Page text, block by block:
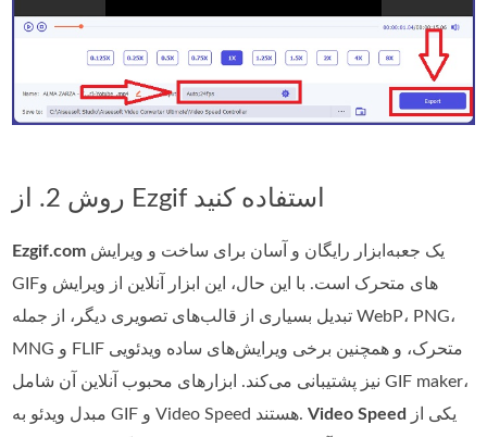
روش 2. از Ezgif استفاده کنید
Ezgif.com
GIFهای متحرک است. با این حال، این ابزار آنلاین از ویرایش و
تبدیل بسیاری از قالب‌های تصویری دیگر، از جمله WebP، PNG،
MNG و FLIF متحرک، و همچنین برخی ویرایش‌های ساده ویدئویی
نیز پشتیبانی می‌کند. ابزارهای محبوب آنلاین آن شامل GIF maker،
مبدل ویدئو به GIF و Video Speed هستند.Video Speed